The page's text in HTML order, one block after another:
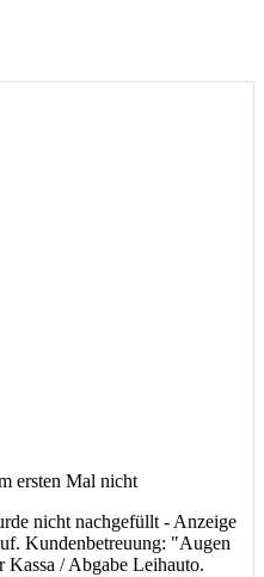
ersten Mal nicht
nicht nachgefüllt - Anzeige
Kundenbetreuung: "Augen
Kassa / Abgabe Leihauto.